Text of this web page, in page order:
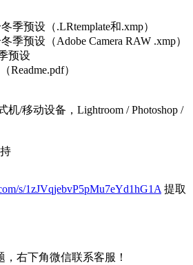
季预设（.LRtemplate和.xmp）
季预设（Adobe Camera RAW .xmp）
预设
）
机/移动设备，Lightroom / Photoshop /
s/1zJVqjebvP5pMu7eYd1hG1A 提取
右下角微信联系客服！